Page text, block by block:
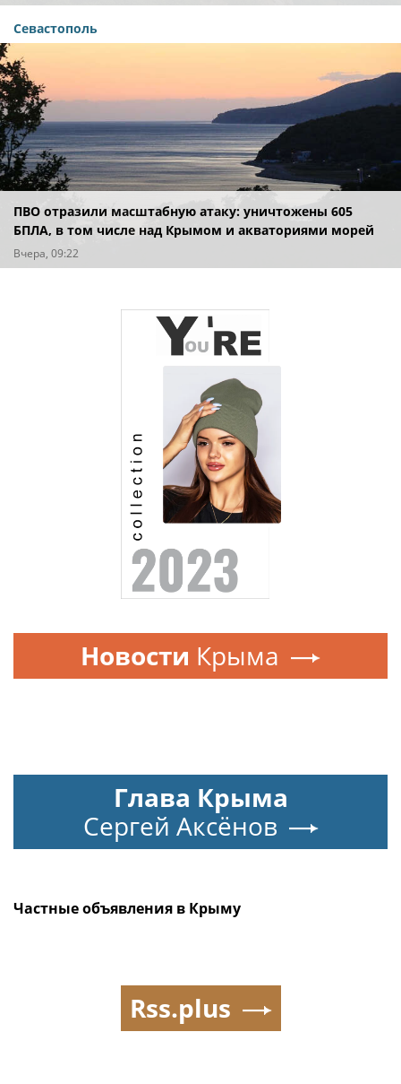
Севастополь
ПВО отразили масштабную атаку: уничтожены 605
БПЛА, в том числе над Крымом и акваториями морей
Вчера, 09:22
Новости Крыма
Глава Крыма
Сергей Аксёнов
Частные объявления в Крыму
Rss.plus